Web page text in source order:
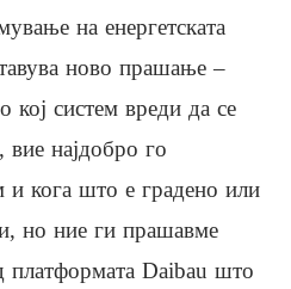
на енергетската
ново прашање –
кој систем вреди да се
најдобро го
и кога што е градено или
но ние ги прашавме
платформата Daibau што